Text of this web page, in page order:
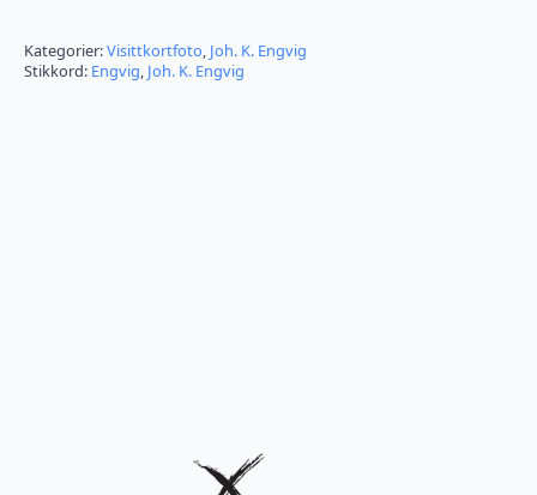
Kategorier:Visittkortfoto, Joh. K. Engvig
Stikkord: Engvig, Joh. K. Engvig